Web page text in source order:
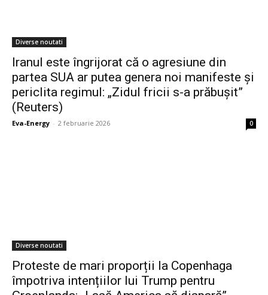
Diverse noutati
Iranul este îngrijorat că o agresiune din
partea SUA ar putea genera noi manifeste și
periclita regimul: „Zidul fricii s-a prăbușit”
(Reuters)
Eva-Energy - 2 februarie 2026 0
Diverse noutati
Proteste de mari proporții la Copenhaga
împotriva intențiilor lui Trump pentru